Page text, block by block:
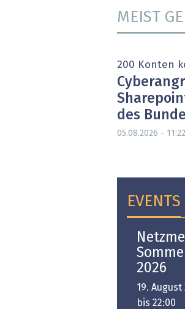
MEIST
200 Konten
des
05.08.2026 - 11:22
EVENTS
2026
19. August
bis 22:00